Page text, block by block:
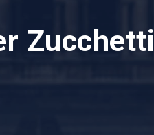
Zucchetti